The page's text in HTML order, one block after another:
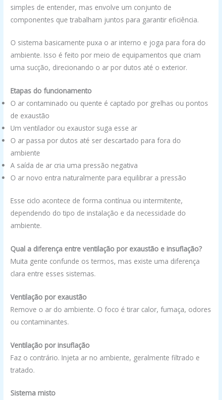
simples de entender, mas envolve um conjunto de
componentes que trabalham juntos para garantir eficiência.
O sistema basicamente puxa o ar interno e joga para fora do
ambiente. Isso é feito por meio de equipamentos que criam
uma sucção, direcionando o ar por dutos até o exterior.
Etapas do funcionamento
O ar contaminado ou quente é captado por grelhas ou pontos
de exaustão
Um ventilador ou exaustor suga esse ar
O ar passa por dutos até ser descartado para fora do
ambiente
A saída de ar cria uma pressão negativa
O ar novo entra naturalmente para equilibrar a pressão
Esse ciclo acontece de forma contínua ou intermitente,
dependendo do tipo de instalação e da necessidade do
ambiente.
Qual a diferença entre ventilação por exaustão e insuflação?
Muita gente confunde os termos, mas existe uma diferença
clara entre esses sistemas.
Ventilação por exaustão
Remove o ar do ambiente. O foco é tirar calor, fumaça, odores
ou contaminantes.
Ventilação por insuflação
Faz o contrário. Injeta ar no ambiente, geralmente filtrado e
tratado.
Sistema misto